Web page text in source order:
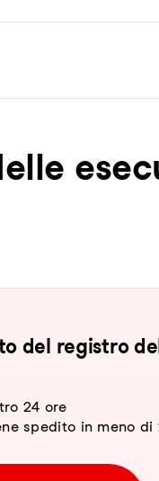
del registro
24 ore
spedito in meno